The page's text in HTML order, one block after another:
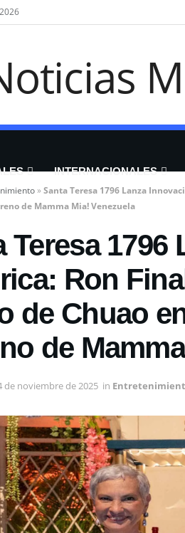
INTERNACIONALES
»Santa Teresa 1796 Lanza
de Mamma Mia! Venezuela
Teresa
Ron
de Chuao
de
de noviembre de 2025 in